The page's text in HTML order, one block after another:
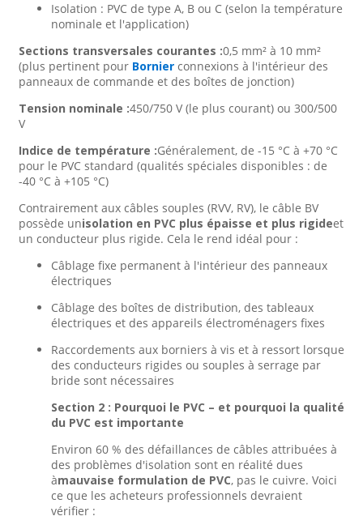
Isolation : PVC de type A, B ou C (selon la température
nominale et l'application)
Sections transversales courantes :0,5 mm² à 10 mm²
(plus pertinent pour Bornierconnexions à l'intérieur des
panneaux de commande et des boîtes de jonction)
Tension nominale :450/750 V (le plus courant) ou 300/500
V
Indice de température :Généralement, de -15 °C à +70 °C
pour le PVC standard (qualités spéciales disponibles : de
-40 °C à +105 °C)
Contrairement aux câbles souples (RVV, RV), le câble BV
possède unisolation en PVC plus épaisse et plus rigideet
un conducteur plus rigide. Cela le rend idéal pour :
Câblage fixe permanent à l'intérieur des panneaux
électriques
Câblage des boîtes de distribution, des tableaux
électriques et des appareils électroménagers fixes
Raccordements aux borniers à vis et à ressort lorsque
des conducteurs rigides ou souples à serrage par
bride sont nécessaires
Section 2 : Pourquoi le PVC – et pourquoi la qualité
du PVC est importante
Environ 60 % des défaillances de câbles attribuées à
des problèmes d'isolation sont en réalité dues
àmauvaise formulation de PVC, pas le cuivre. Voici
ce que les acheteurs professionnels devraient
vérifier :